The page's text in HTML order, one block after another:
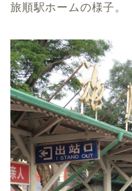
旅順駅ホームの様子。